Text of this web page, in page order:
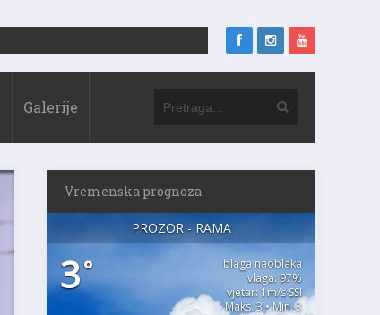
Galerije
Vremenska prognoza
PROZOR - RAMA
3°
blaga naoblaka
vlaga: 97%
vjetar: 1m/s SSI
Maks. 3 • Min. 3